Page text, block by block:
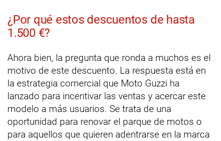
¿Por qué estos descuentos de hasta
1.500 €?
Ahora bien, la pregunta que ronda a muchos es el
motivo de este descuento. La respuesta está en
la estrategia comercial que Moto Guzzi ha
lanzado para incentivar las ventas y acercar este
modelo a más usuarios. Se trata de una
oportunidad para renovar el parque de motos o
para aquellos que quieren adentrarse en la marca